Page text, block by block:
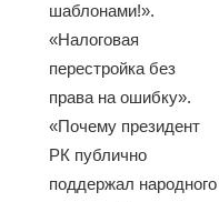
шаблонами!».
«Налоговая
перестройка без
права на ошибку».
«Почему президент
РК публично
поддержал народного